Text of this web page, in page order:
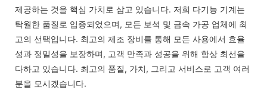
제공하는 것을 핵심 가치로 삼고 있습니다. 저희 다기능 기계는
탁월한 품질로 입증되었으며, 모든 보석 및 금속 가공 업체에 최
고의 선택입니다. 최고의 제조 장비를 통해 모든 사용에서 효율
성과 정밀성을 보장하며, 고객 만족과 성공을 위해 항상 최선을
다하고 있습니다. 최고의 품질, 가치, 그리고 서비스로 고객 여러
분을 모시겠습니다.